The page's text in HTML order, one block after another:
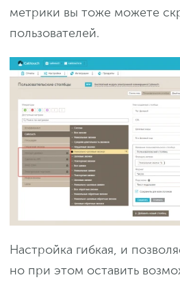
метрики вы тоже можете
пользователей.
Настройка гибкая, и
но при этом оставить